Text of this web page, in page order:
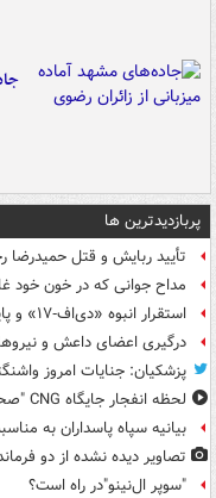
پربازدیدترین ها
تأیید ربایش و قتل حمیدرضا
مداح جوانی که در خون خود
استقرار انبوه «دی‌اف‑۱۷» و پایان عصر پدافند آمریکا +عکس
درگیری اعضای داعش و
پزشکیان: جنایات امروز
لحظه انفجار جایگاه CNG "صحنه" در دوربین مداربسته
بیانیه سپاه پاسداران به
تصاویر دیده‌ نشده از دو
"سوپر ال‌نینو"در راه است؟